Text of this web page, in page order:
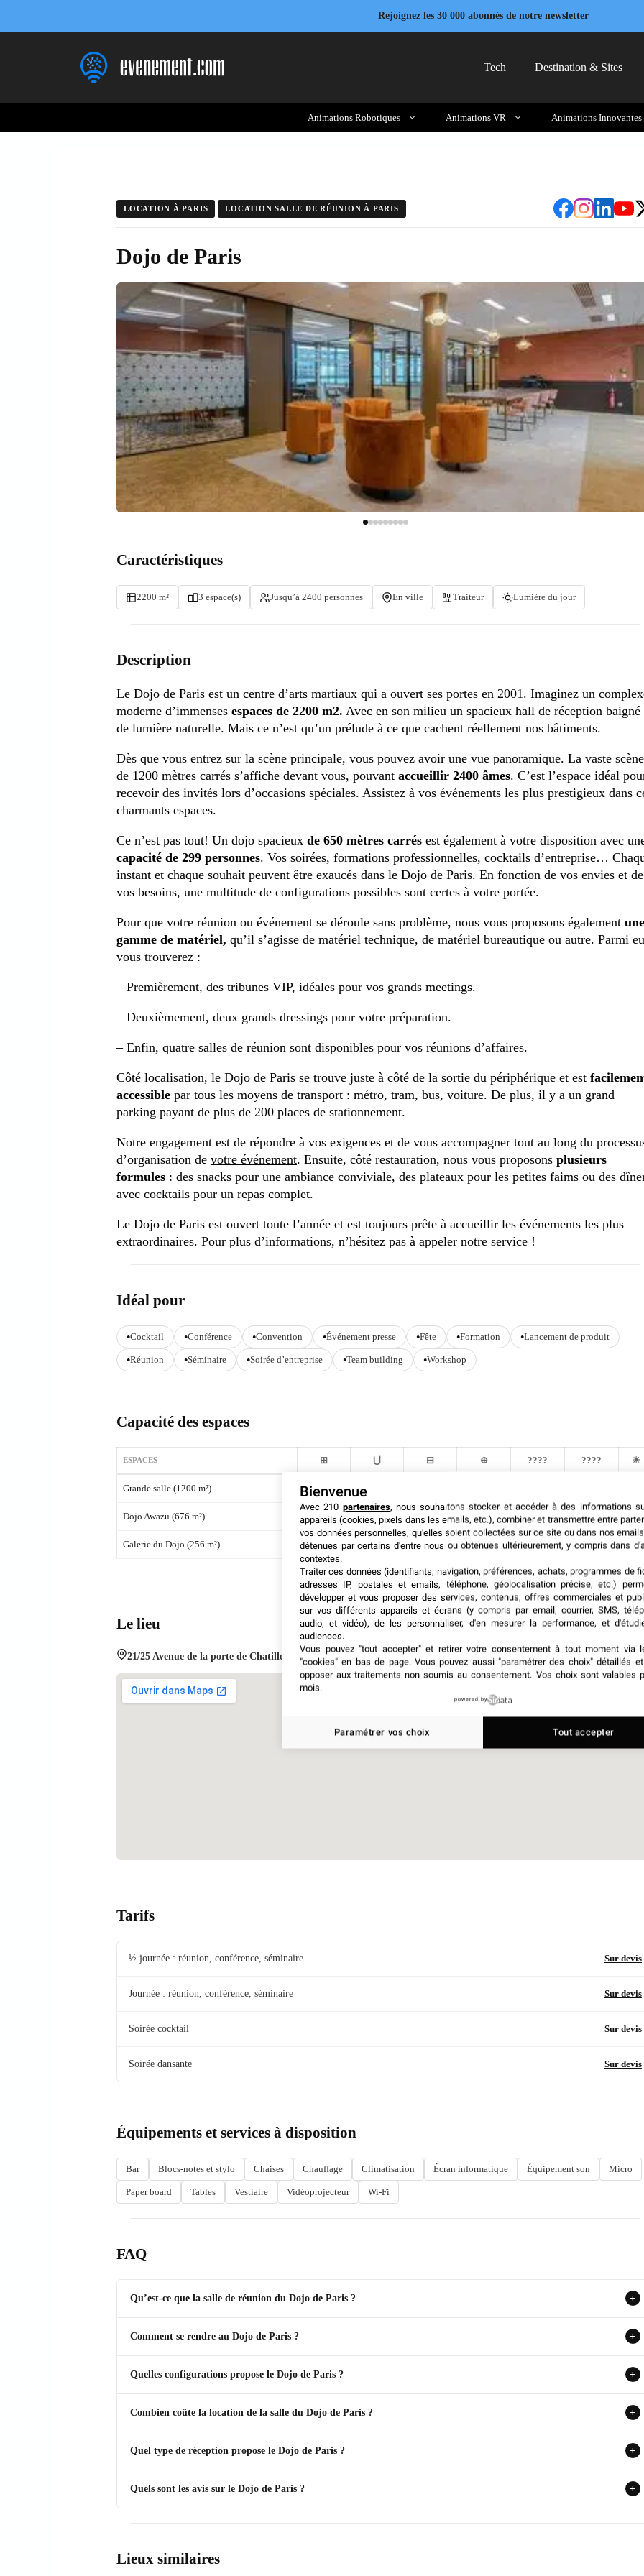
Rejoignez les 30 000 abonnés de notre newsletter
Tech Destination & Sites
Animations Robotiques Animations VR Animations Innovantes
LOCATION À PARIS LOCATION SALLE DE RÉUNION À PARIS
Dojo de Paris
Caractéristiques
2200 m² 3 espace(s) Jusqu’à 2400 personnes En ville Traiteur Lumière du jour
Description
Le Dojo de Paris est un centre d’arts martiaux qui a ouvert ses portes en 2001. Imaginez un
moderne d’immenses espaces de 2200 m2. Avec en son milieu un spacieux hall de réception baigné
de lumière naturelle. Mais ce n’est qu’un prélude à ce que cachent réellement nos bâtiments.
Dès que vous entrez sur la scène principale, vous pouvez avoir une vue panoramique. La vaste scène
de 1200 mètres carrés s’affiche devant vous, pouvant accueillir 2400 âmes. C’est l’espace idéal
recevoir des invités lors d’occasions spéciales. Assistez à vos événements les plus prestigieux dans
charmants espaces.
Ce n’est pas tout! Un dojo spacieux de 650 mètres carrés est également à votre disposition avec
capacité de 299 personnes. Vos soirées, formations professionnelles, cocktails d’entreprise…
instant et chaque souhait peuvent être exaucés dans le Dojo de Paris. En fonction de vos envies et de
vos besoins, une multitude de configurations possibles sont certes à votre portée.
Pour que votre réunion ou événement se déroule sans problème, nous vous proposons également une
gamme de matériel, qu’il s’agisse de matériel technique, de matériel bureautique ou autre. Parmi
vous trouverez :
– Premièrement, des tribunes VIP, idéales pour vos grands meetings.
– Deuxièmement, deux grands dressings pour votre préparation.
– Enfin, quatre salles de réunion sont disponibles pour vos réunions d’affaires.
Côté localisation, le Dojo de Paris se trouve juste à côté de la sortie du périphérique et est
accessible par tous les moyens de transport : métro, tram, bus, voiture. De plus, il y a un grand
parking payant de plus de 200 places de stationnement.
Notre engagement est de répondre à vos exigences et de vous accompagner tout au long du
d’organisation de votre événement. Ensuite, côté restauration, nous vous proposons plusieurs
formules : des snacks pour une ambiance conviviale, des plateaux pour les petites faims ou des
avec cocktails pour un repas complet.
Le Dojo de Paris est ouvert toute l’année et est toujours prête à accueillir les événements les plus
extraordinaires. Pour plus d’informations, n’hésitez pas à appeler notre service !
Idéal pour
Cocktail Conférence Convention Événement presse Fête Formation Lancement de produit
Réunion Séminaire Soirée d’entreprise Team building Workshop
Capacité des espaces
ESPACES ⊞ ⋃ ⊟ ⊕ ???? ???? ☀
Grande salle (1200 m²) 1500
Dojo Awazu (676 m²) 200 200 200 200 300 200 ✅
Galerie du Dojo (256 m²) 70 70 70 60 75 75 ✅
Le lieu
21/25 Avenue de la porte de Chatillon 75014 Paris 14ème, France
Tarifs
½ journée : réunion, conférence, séminaire Sur devis
Journée : réunion, conférence, séminaire Sur devis
Soirée cocktail Sur devis
Soirée dansante Sur devis
Équipements et services à disposition
Bar Blocs-notes et stylo Chaises Chauffage Climatisation Écran informatique Équipement son Micro
Paper board Tables Vestiaire Vidéoprojecteur Wi-Fi
FAQ
Qu’est-ce que la salle de réunion du Dojo de Paris ? +
Comment se rendre au Dojo de Paris ? +
Quelles configurations propose le Dojo de Paris ? +
Combien coûte la location de la salle du Dojo de Paris ? +
Quel type de réception propose le Dojo de Paris ? +
Quels sont les avis sur le Dojo de Paris ? +
Lieux similaires
Bienvenue
Avec 210 partenaires, nous souhaitons stocker et accéder à des informations
appareils (cookies, pixels dans les emails, etc.), combiner et transmettre entre
vos données personnelles, qu'elles soient collectées sur ce site ou dans nos
détenues par certains d'entre nous ou obtenues ultérieurement, y compris dans
contextes.
Traiter ces données (identifiants, navigation, préférences, achats, programmes de
adresses IP, postales et emails, téléphone, géolocalisation précise, etc.)
développer et vous proposer des services, contenus, offres commerciales et
sur vos différents appareils et écrans (y compris par email, courrier, SMS,
audio, et vidéo), de les personnaliser, d'en mesurer la performance, et
audiences.
Vous pouvez "tout accepter" et retirer votre consentement à tout moment via
"cookies" en bas de page. Vous pouvez aussi "paramétrer des choix" détaillés
opposer aux traitements non soumis au consentement. Vos choix sont valables
mois.
powered by
Paramétrer vos choix Tout accepter